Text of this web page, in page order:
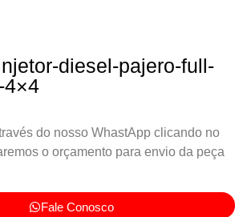
diesel-pajero-full-
4×4
do nosso WhastApp clicando no
o orçamento para envio da peça
Fale Conosco